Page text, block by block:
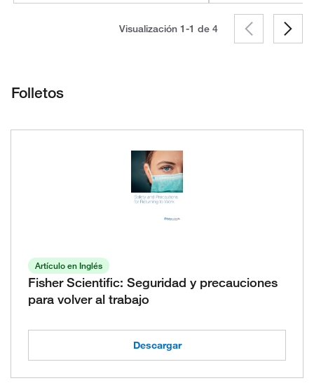
Visualización 1-1 de 4
Folletos
Artículo en Inglés
Fisher Scientific: Seguridad y precauciones
para volver al trabajo
Descargar